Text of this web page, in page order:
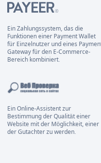
Ein Zahlungssystem, das die
Funktionen einer Payment Wallet
für Einzelnutzer und eines
Gateway für den E-Commerce-
Bereich kombiniert.
Ein Online-Assistent zur
Bestimmung der Qualität einer
Website mit der Möglichkeit, einer
der Gutachter zu werden.